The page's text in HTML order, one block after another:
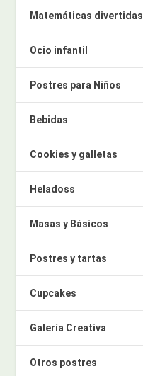
Matemáticas divertidas
Ocio infantil
Postres para Niños
Bebidas
Cookies y galletas
Heladoss
Masas y Básicos
Postres y tartas
Cupcakes
Galería Creativa
Otros postres